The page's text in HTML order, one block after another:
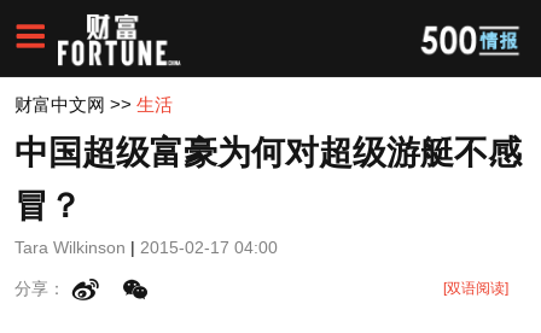
财富中文网 >> 生活
中国超级富豪为何对超级游艇不感
冒？
Tara Wilkinson | 2015-02-17 04:00
分享： [双语阅读]